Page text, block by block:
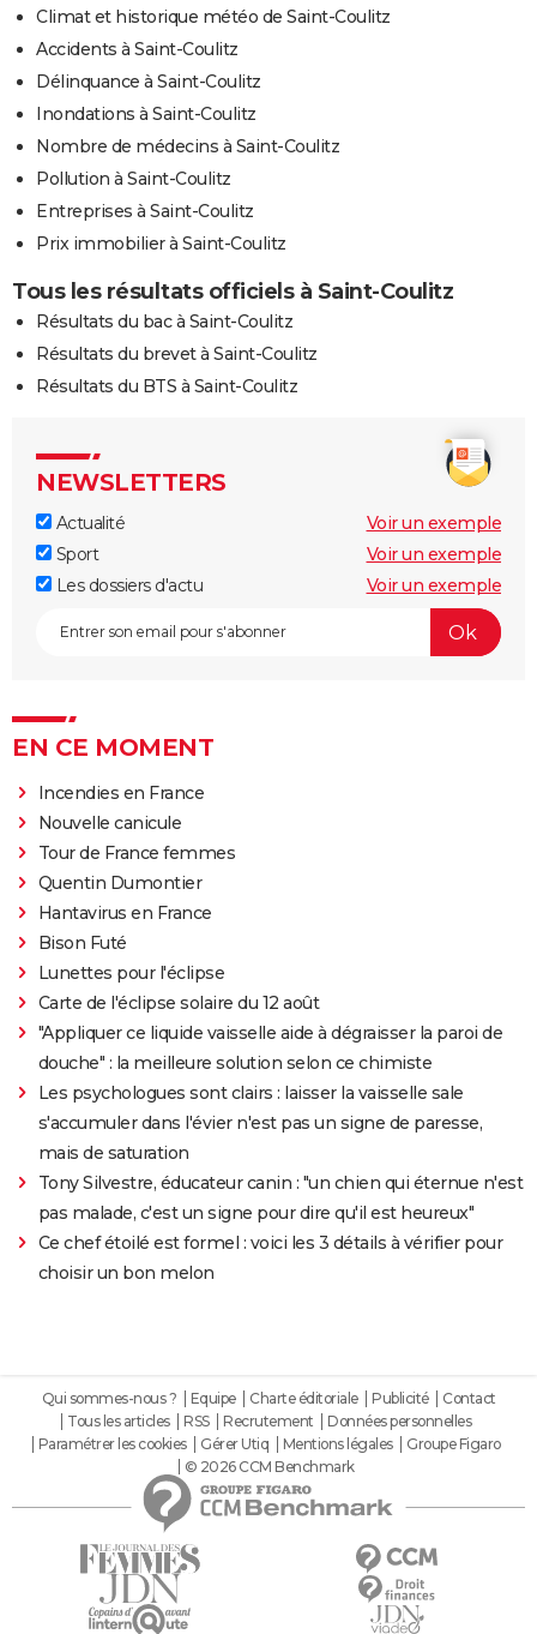
Climat et historique météo de Saint-Coulitz
Accidents à Saint-Coulitz
Délinquance à Saint-Coulitz
Inondations à Saint-Coulitz
Nombre de médecins à Saint-Coulitz
Pollution à Saint-Coulitz
Entreprises à Saint-Coulitz
Prix immobilier à Saint-Coulitz
Tous les résultats officiels à Saint-Coulitz
Résultats du bac à Saint-Coulitz
Résultats du brevet à Saint-Coulitz
Résultats du BTS à Saint-Coulitz
NEWSLETTERS
Actualité
Voir un exemple
Sport
Voir un exemple
Les dossiers d'actu
Voir un exemple
EN CE MOMENT
Incendies en France
Nouvelle canicule
Tour de France femmes
Quentin Dumontier
Hantavirus en France
Bison Futé
Lunettes pour l'éclipse
Carte de l'éclipse solaire du 12 août
"Appliquer ce liquide vaisselle aide à dégraisser la paroi de
douche" : la meilleure solution selon ce chimiste
Les psychologues sont clairs : laisser la vaisselle sale
s'accumuler dans l'évier n'est pas un signe de paresse,
mais de saturation
Tony Silvestre, éducateur canin : "un chien qui éternue n'est
pas malade, c'est un signe pour dire qu'il est heureux"
Ce chef étoilé est formel : voici les 3 détails à vérifier pour
choisir un bon melon
Qui sommes-nous ? Equipe Charte éditoriale Publicité
Contact
Tous les articles
RSS Recrutement
Données personnelles
Paramétrer les cookies
Gérer Utiq Mentions légales
Groupe Figaro
© 2026 CCM Benchmark